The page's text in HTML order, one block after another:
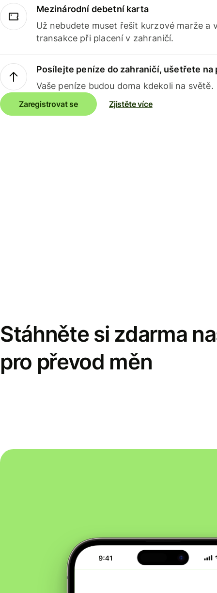
Mezinárodní debetní karta
Už nebudete muset řešit kurzové marže a
transakce při placení v zahraničí.
Posílejte peníze do zahraničí, ušetřete na
Vaše peníze budou doma kdekoli na světě.
Zaregistrovat se Zjistěte více
Stáhněte si zdarma
pro převod měn